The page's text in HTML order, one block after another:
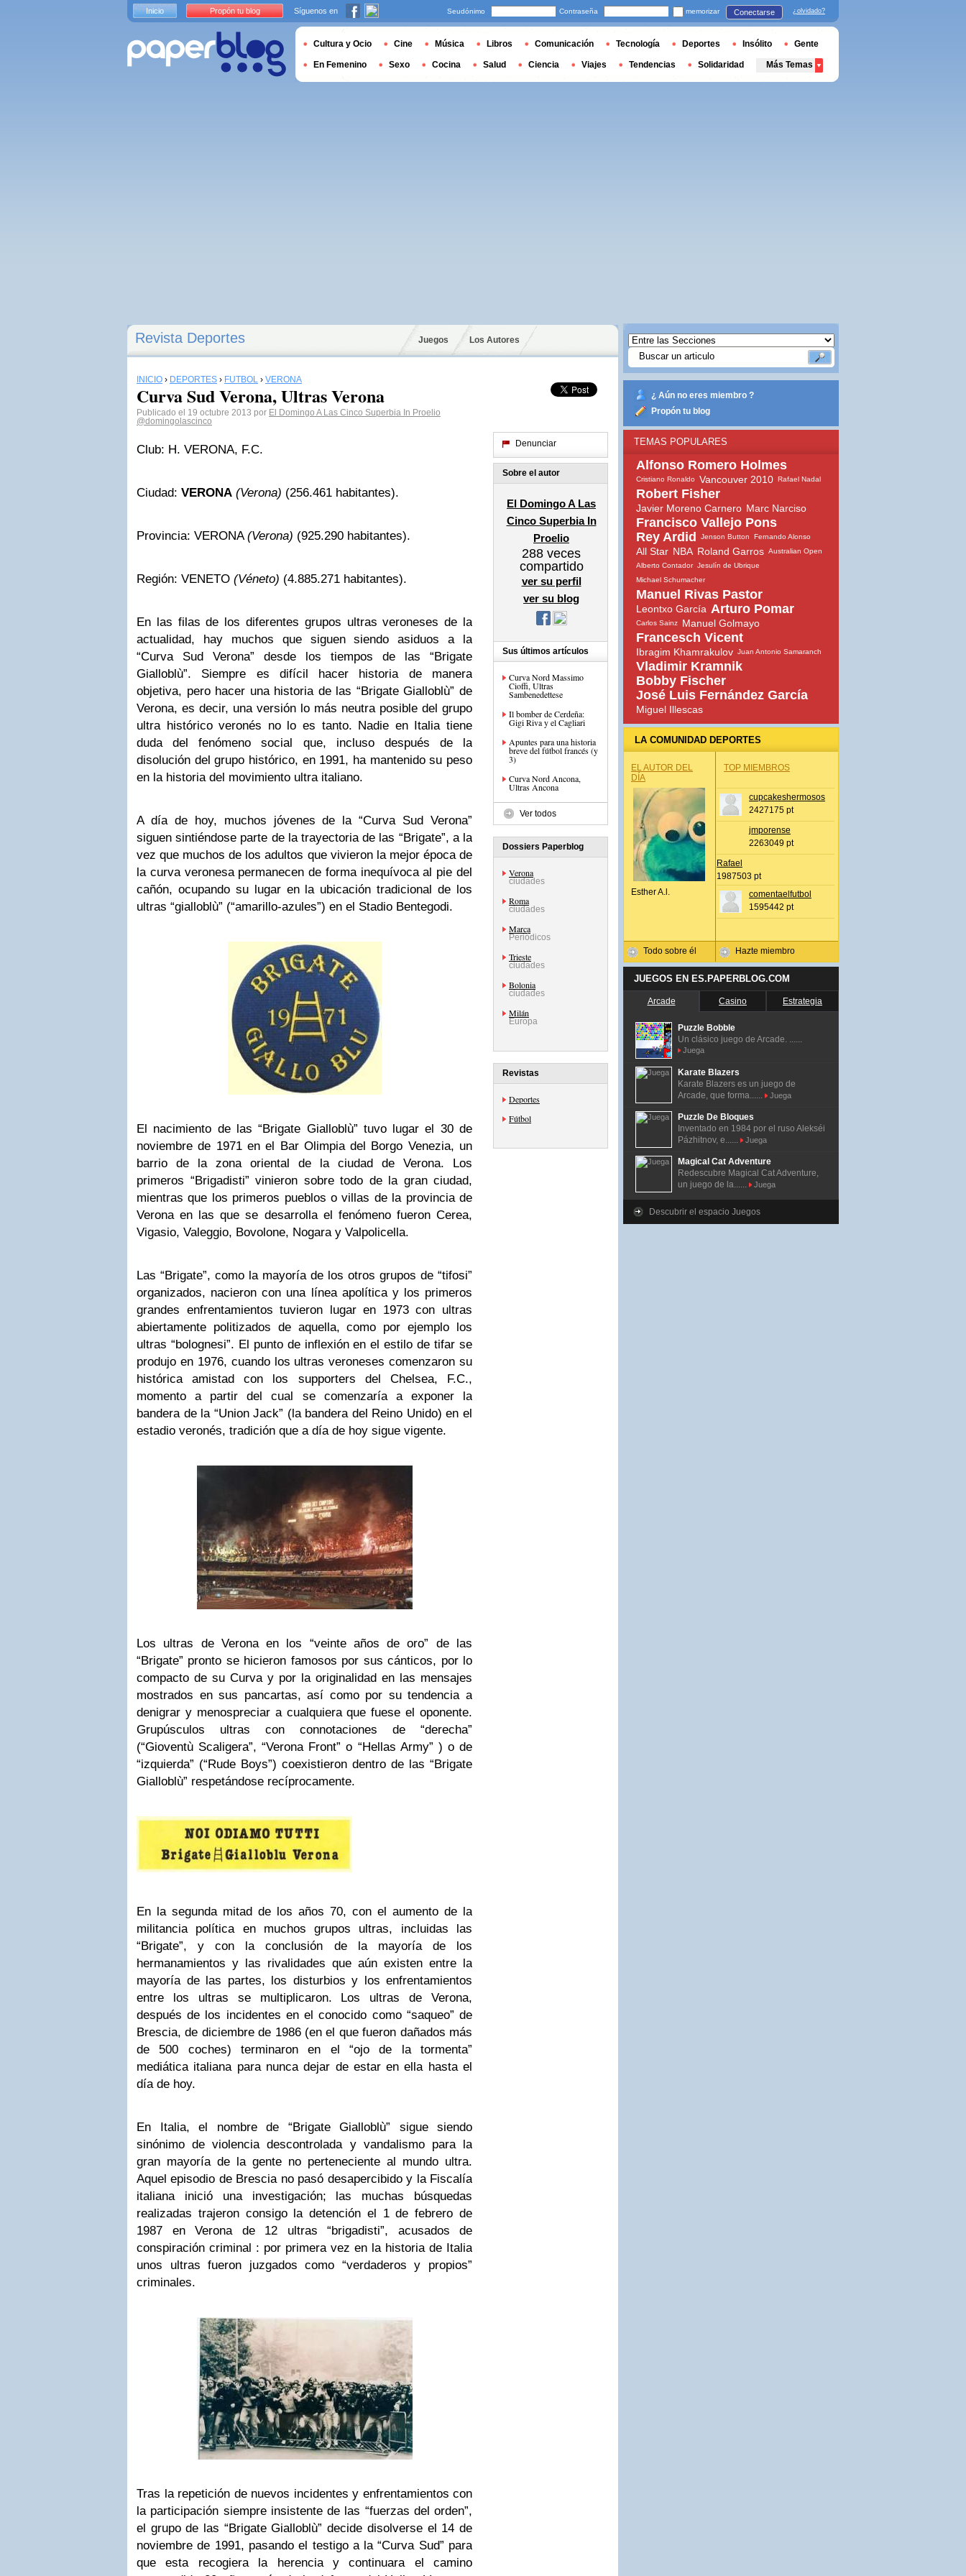
Revista Deportes Juegos Los Autores
INICIO › DEPORTES › FÚTBOL › VERONA
Curva Sud Verona, Ultras Verona
Publicado el 19 octubre 2013 por El Domingo A Las Cinco Superbia In Proelio
@domingolascinco
Club: H. VERONA, F.C.
Ciudad: VERONA (Verona) (256.461 habitantes).
Provincia: VERONA(Verona) (925.290 habitantes).
Región: VENETO (Véneto) (4.885.271 habitantes).
En las filas de los diferentes grupos ultras veroneses de la
actualidad, hay muchos que siguen siendo asiduos a la
“Curva Sud Verona” desde los tiempos de las “Brigate
Gialloblù”. Siempre es difícil hacer historia de manera
objetiva, pero hacer una historia de las “Brigate Gialloblù” de
Verona, es decir, una versión lo más neutra posible del grupo
ultra histórico veronés no lo es tanto. Nadie en Italia tiene
duda del fenómeno social que, incluso después de la
disolución del grupo histórico, en 1991, ha mantenido su peso
en la historia del movimiento ultra italiano.
A día de hoy, muchos jóvenes de la “Curva Sud Verona”
siguen sintiéndose parte de la trayectoria de las “Brigate”, a la
vez que muchos de los adultos que vivieron la mejor época de
la curva veronesa permanecen de forma inequívoca al pie del
cañón, ocupando su lugar en la ubicación tradicional de los
ultras “gialloblù” (“amarillo-azules”) en el Stadio Bentegodi.
El nacimiento de las “Brigate Gialloblù” tuvo lugar el 30 de
noviembre de 1971 en el Bar Olimpia del Borgo Venezia, un
barrio de la zona oriental de la ciudad de Verona. Los
primeros “Brigadisti” vinieron sobre todo de la gran ciudad,
mientras que los primeros pueblos o villas de la provincia de
Verona en las que se desarrolla el fenómeno fueron Cerea,
Vigasio, Valeggio, Bovolone, Nogara y Valpolicella.
Las “Brigate”, como la mayoría de los otros grupos de “tifosi”
organizados, nacieron con una línea apolítica y los primeros
grandes enfrentamientos tuvieron lugar en 1973 con ultras
abiertamente politizados de aquella, como por ejemplo los
ultras “bolognesi”. El punto de inflexión en el estilo de tifar se
produjo en 1976, cuando los ultras veroneses comenzaron su
histórica amistad con los supporters del Chelsea, F.C.,
momento a partir del cual se comenzaría a exponer la
bandera de la “Union Jack” (la bandera del Reino Unido) en el
estadio veronés, tradición que a día de hoy sigue vigente.
Los ultras de Verona en los “veinte años de oro” de las
“Brigate” pronto se hicieron famosos por sus cánticos, por lo
compacto de su Curva y por la originalidad en las mensajes
mostrados en sus pancartas, así como por su tendencia a
denigrar y menospreciar a cualquiera que fuese el oponente.
Grupúsculos ultras con connotaciones de “derecha”
(“Gioventù Scaligera”, “Verona Front” o “Hellas Army” ) o de
“izquierda” (“Rude Boys”) coexistieron dentro de las “Brigate
Gialloblù” respetándose recíprocamente.
En la segunda mitad de los años 70, con el aumento de la
militancia política en muchos grupos ultras, incluidas las
“Brigate”, y con la conclusión de la mayoría de los
hermanamientos y las rivalidades que aún existen entre la
mayoría de las partes, los disturbios y los enfrentamientos
entre los ultras se multiplicaron. Los ultras de Verona,
después de los incidentes en el conocido como “saqueo” de
Brescia, de diciembre de 1986 (en el que fueron dañados más
de 500 coches) terminaron en el “ojo de la tormenta”
mediática italiana para nunca dejar de estar en ella hasta el
día de hoy.
En Italia, el nombre de “Brigate Gialloblù” sigue siendo
sinónimo de violencia descontrolada y vandalismo para la
gran mayoría de la gente no perteneciente al mundo ultra.
Aquel episodio de Brescia no pasó desapercibido y la Fiscalía
italiana inició una investigación; las muchas búsquedas
realizadas trajeron consigo la detención el 1 de febrero de
1987 en Verona de 12 ultras “brigadisti”, acusados ​​de
conspiración criminal : por primera vez en la historia de Italia
unos ultras fueron juzgados como “verdaderos y propios”
criminales.
Tras la repetición de nuevos incidentes y enfrentamientos con
la participación siempre insistente de las “fuerzas del orden”,
el grupo de las “Brigate Gialloblù” decide disolverse el 14 de
noviembre de 1991, pasando el testigo a la “Curva Sud” para
que esta recogiera la herencia y continuara el camino
Denunciar
Sobre el autor
El Domingo A Las
Cinco Superbia In
Proelio
288 veces
compartido
ver su perfil
ver su blog
Sus últimos artículos
Curva Nord Massimo
Cioffi, Ultras
Sambenedettese
Il bomber de Cerdeña:
Gigi Riva y el Cagliari
Apuntes para una historia
breve del fútbol francés (y
3)
Curva Nord Ancona,
Ultras Ancona
Ver todos
Dossiers Paperblog
Verona
ciudades
Roma
ciudades
Marca
Periódicos
Trieste
ciudades
Bolonia
ciudades
Milán
Europa
Revistas
Deportes
Fútbol
¿ Aún no eres miembro ?
Propón tu blog
TEMAS POPULARES
Alfonso Romero Holmes
Cristiano Ronaldo Vancouver 2010 Rafael Nadal
Robert Fisher
Javier Moreno Carnero Marc Narciso
Francisco Vallejo Pons
Rey Ardid
Jenson Button Fernando Alonso
All Star NBA Roland Garros Australian Open
Alberto Contador Jesulín de Ubrique
Michael Schumacher
Manuel Rivas Pastor
Leontxo García Arturo Pomar
Carlos Sainz Manuel Golmayo
Francesch Vicent
Ibragim Khamrakulov Juan Antonio Samaranch
Vladimir Kramnik
Bobby Fischer
José Luis Fernández García
Miguel Illescas
LA COMUNIDAD DEPORTES
EL AUTOR DEL
DÍA
Esther A.l.
Todo sobre él
TOP MIEMBROS
cupcakeshermosos
2427175 pt
jmporense
2263049 pt
Rafael
1987503 pt
comentaelfutbol
1595442 pt
Hazte miembro
JUEGOS EN ES.PAPERBLOG.COM
Arcade Casino Estrategia
Puzzle Bobble
Un clásico juego de Arcade. ......
Juega
Karate Blazers
Karate Blazers es un juego de
Arcade, que forma......
Juega
Puzzle De Bloques
Inventado en 1984 por el ruso Alekséi
Pázhitnov, e......
Juega
Magical Cat Adventure
Redescubre Magical Cat Adventure,
un juego de la......
Juega
Descubrir el espacio Juegos
Inicio Propón tu blog Síguenos en Seudónimo Contraseña memorizar Conectarse ¿olvidado?
Cultura y Ocio Cine Música Libros Comunicación Tecnología Deportes Insólito Gente
En Femenino Sexo Cocina Salud Ciencia Viajes Tendencias Solidaridad Más Temas